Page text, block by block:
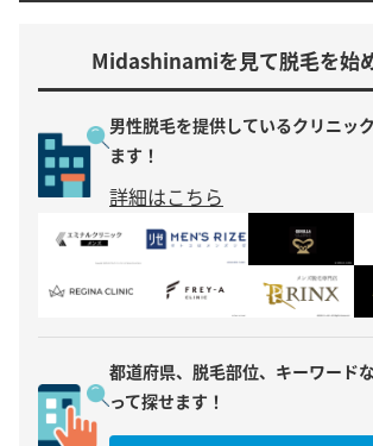
Midashinamiを見て脱毛を始
男性脱毛を提供しているクリニッ
ます！
詳細はこちら
都道府県、脱毛部位、キーワード
って探せます！